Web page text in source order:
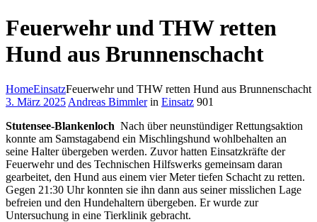
Feuerwehr und THW retten
Hund aus Brunnenschacht
HomeEinsatzFeuerwehr und THW retten Hund aus Brunnenschacht
3. März 2025 Andreas Bimmler in Einsatz 901
Stutensee-Blankenloch Nach über neunstündiger Rettungsaktion
konnte am Samstagabend ein Mischlingshund wohlbehalten an
seine Halter übergeben werden. Zuvor hatten Einsatzkräfte der
Feuerwehr und des Technischen Hilfswerks gemeinsam daran
gearbeitet, den Hund aus einem vier Meter tiefen Schacht zu retten.
Gegen 21:30 Uhr konnten sie ihn dann aus seiner misslichen Lage
befreien und den Hundehaltern übergeben. Er wurde zur
Untersuchung in eine Tierklinik gebracht.